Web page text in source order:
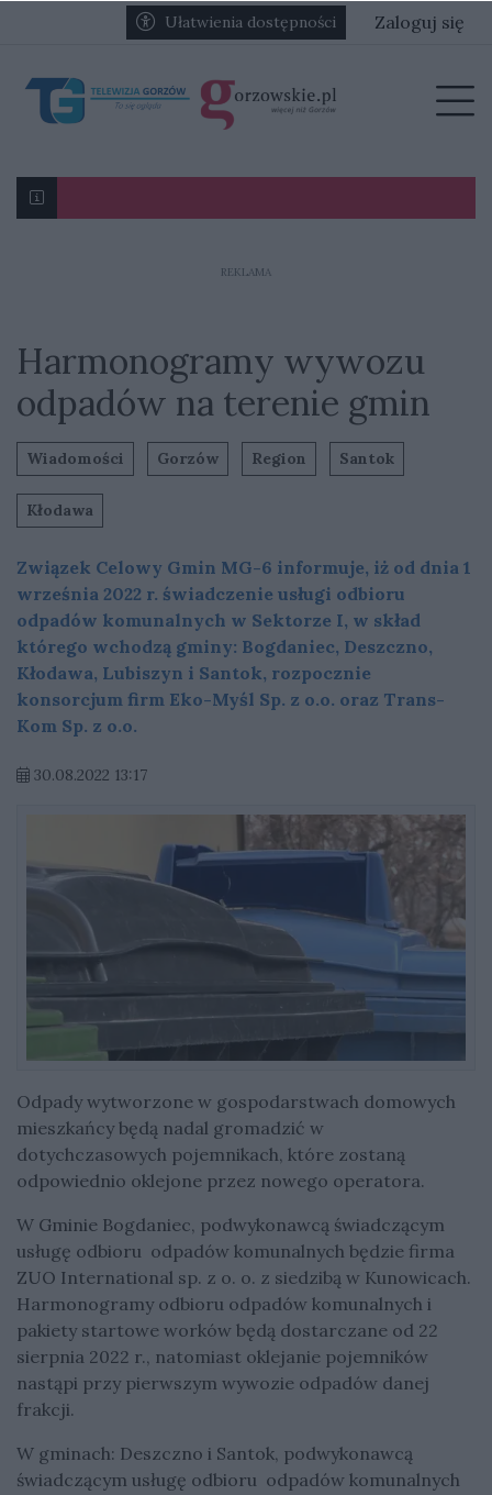
Przejdź do głównych treści
Przejdź do głównego menuUłatwienia dostępności Zaloguj się
Karol Gliwiński: „Jesteśmy w stanie namieszać w III
REKLAMA
Harmonogramy wywozu
odpadów na terenie gmin
Wiadomości Gorzów Region Santok
Kłodawa
Związek Celowy Gmin MG-6 informuje, iż od dnia 1
września 2022 r. świadczenie usługi odbioru
odpadów komunalnych w Sektorze I, w skład
którego wchodzą gminy: Bogdaniec, Deszczno,
Kłodawa, Lubiszyn i Santok, rozpocznie
konsorcjum firm Eko-Myśl Sp. z o.o. oraz Trans-
Kom Sp. z o.o.
30.08.2022 13:17
Odpady wytworzone w gospodarstwach domowych
mieszkańcy będą nadal gromadzić w
dotychczasowych pojemnikach, które zostaną
odpowiednio oklejone przez nowego operatora.
W Gminie Bogdaniec, podwykonawcą świadczącym
usługę odbioru odpadów komunalnych będzie firma
ZUO International sp. z o. o. z siedzibą w Kunowicach.
Harmonogramy odbioru odpadów komunalnych i
pakiety startowe worków będą dostarczane od 22
sierpnia 2022 r., natomiast oklejanie pojemników
nastąpi przy pierwszym wywozie odpadów danej
frakcji.
W gminach: Deszczno i Santok, podwykonawcą
świadczącym usługę odbioru odpadów komunalnych